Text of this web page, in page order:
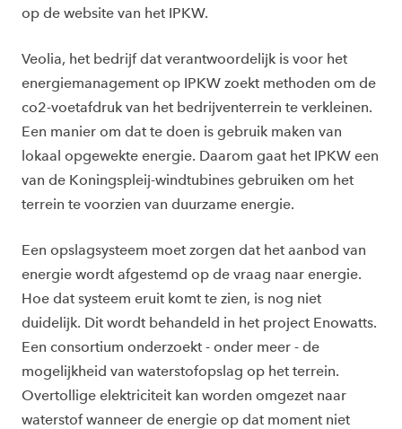
op de website van het IPKW.
Veolia, het bedrijf dat verantwoordelijk is voor het
energiemanagement op IPKW zoekt methoden om de
co2-voetafdruk van het bedrijventerrein te verkleinen.
Een manier om dat te doen is gebruik maken van
lokaal opgewekte energie. Daarom gaat het IPKW een
van de Koningspleij-windtubines gebruiken om het
terrein te voorzien van duurzame energie.
Een opslagsysteem moet zorgen dat het aanbod van
energie wordt afgestemd op de vraag naar energie.
Hoe dat systeem eruit komt te zien, is nog niet
duidelijk. Dit wordt behandeld in het project Enowatts.
Een consortium onderzoekt - onder meer - de
mogelijkheid van waterstofopslag op het terrein.
Overtollige elektriciteit kan worden omgezet naar
waterstof wanneer de energie op dat moment niet